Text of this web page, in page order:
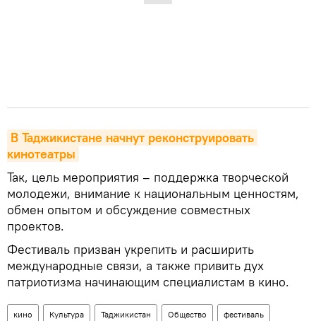
В Таджикистане начнут реконструировать
кинотеатры
Так, цель мероприятия – поддержка творческой
молодежи, внимание к национальным ценностям,
обмен опытом и обсуждение совместных
проектов.
Фестиваль призван укрепить и расширить
международные связи, а также привить дух
патриотизма начинающим специалистам в кино.
кино Культура Таджикистан Общество фестиваль